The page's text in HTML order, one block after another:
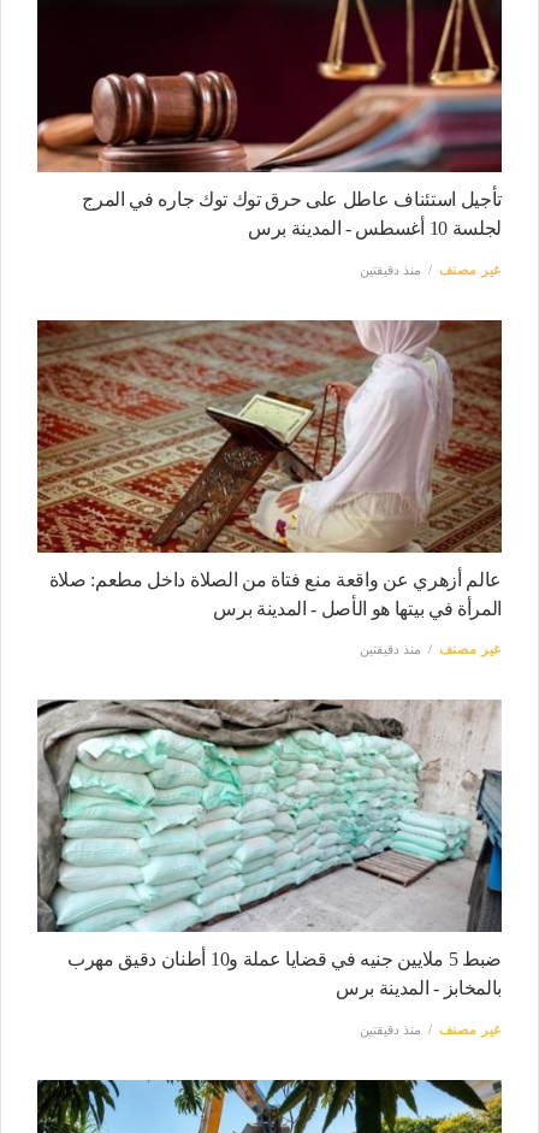
تأجيل استئناف عاطل على حرق توك توك جاره في المرج
لجلسة 10 أغسطس - المدينة برس
غير مصنف منذ دقيقتين
عالم أزهري عن واقعة منع فتاة من الصلاة داخل مطعم: صلاة
المرأة في بيتها هو الأصل - المدينة برس
غير مصنف منذ دقيقتين
ضبط 5 ملايين جنيه في قضايا عملة و10 أطنان دقيق مهرب
بالمخابز - المدينة برس
غير مصنف منذ دقيقتين